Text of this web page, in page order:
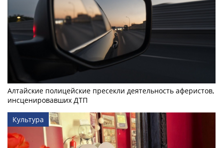
Алтайские полицейские пресекли деятельность аферистов,
инсценировавших ДТП
Культура